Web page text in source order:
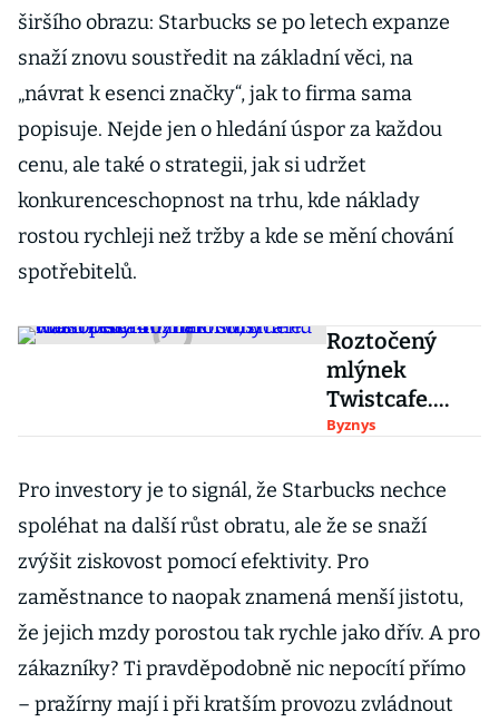
širšího obrazu: Starbucks se po letech expanze
snaží znovu soustředit na základní věci, na
„návrat k esenci značky“, jak to firma sama
popisuje. Nejde jen o hledání úspor za každou
cenu, ale také o strategii, jak si udržet
konkurenceschopnost na trhu, kde náklady
rostou rychleji než tržby a kde se mění chování
spotřebitelů.
Roztočený
mlýnek
Twistcafe.
Hlásí zisk 140
změnu
vlastníků a
dluhopisářů
Byznys
Pro investory je to signál, že Starbucks nechce
spoléhat na další růst obratu, ale že se snaží
zvýšit ziskovost pomocí efektivity. Pro
zaměstnance to naopak znamená menší jistotu,
že jejich mzdy porostou tak rychle jako dřív. A pro
zákazníky? Ti pravděpodobně nic nepocítí přímo
– pražírny mají i při kratším provozu zvládnout